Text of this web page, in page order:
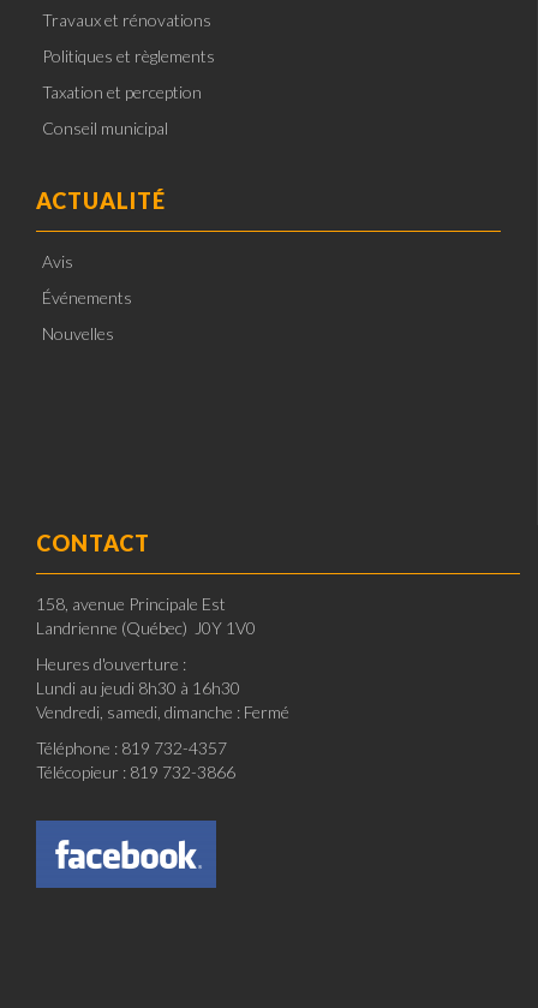
Travaux et rénovations
Politiques et règlements
Taxation et perception
Conseil municipal
ACTUALITÉ
Avis
Événements
Nouvelles
CONTACT
158, avenue Principale Est
Landrienne (Québec) J0Y 1V0
Heures d'ouverture :
Lundi au jeudi 8h30 à 16h30
Vendredi, samedi, dimanche : Fermé
Téléphone : 819 732-4357
Télécopieur : 819 732-3866